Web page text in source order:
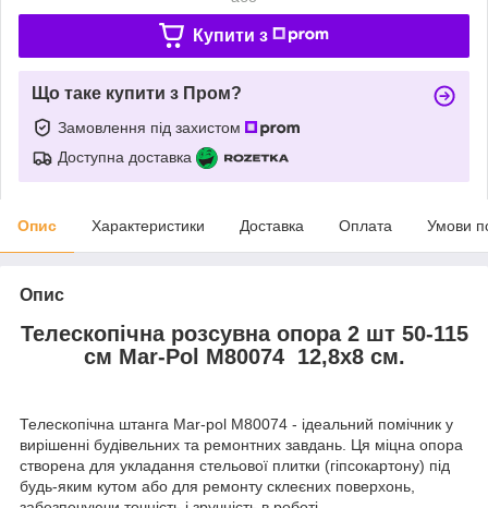
Купити з
Що таке купити з Пром?
Замовлення під захистом
Доступна доставка
Опис Характеристики Доставка Оплата Умови
Опис
Телескопічна розсувна опора 2 шт 50-115
см Mar-Рol M80074 12,8х8 см.
Телескопічна штанга Mar-pol M80074 - ідеальний помічник у
вирішенні будівельних та ремонтних завдань. Ця міцна опора
створена для укладання стельової плитки (гіпсокартону) під
будь-яким кутом або для ремонту склеєних поверхонь,